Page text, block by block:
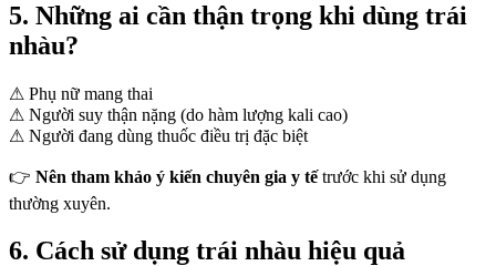
5. Những ai cần thận trọng khi dùng trái
nhàu?
⚠ Phụ nữ mang thai
⚠ Người suy thận nặng (do hàm lượng kali cao)
⚠ Người đang dùng thuốc điều trị đặc biệt
👉 Nên tham khảo ý kiến chuyên gia y tếtrước khi sử dụng
thường xuyên.
6. Cách sử dụng trái nhàu hiệu quả